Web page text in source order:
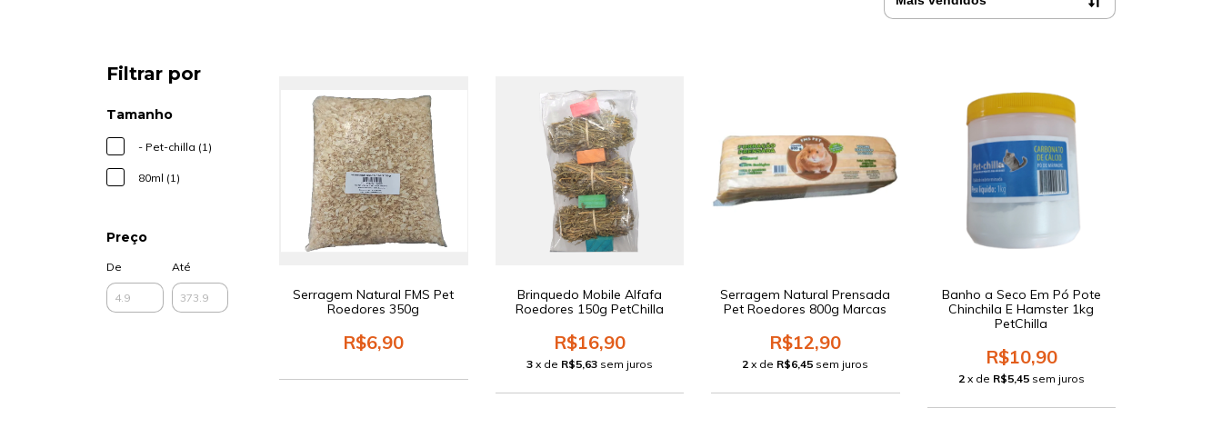
Filtrar por
Tamanho
- Pet-chilla (1)
80ml (1)
Preço
De Até
Serragem Natural FMS Pet
Roedores 350g
R$6,90
Brinquedo Mobile Alfafa
Roedores 150g PetChilla
R$16,90
3 x de R$5,63 sem juros
Serragem Natural Prensada
Pet Roedores 800g Marcas
R$12,90
2 x de R$6,45 sem juros
Banho a Seco Em Pó Pote
Chinchila E Hamster 1kg
PetChilla
R$10,90
2 x de R$5,45 sem juros